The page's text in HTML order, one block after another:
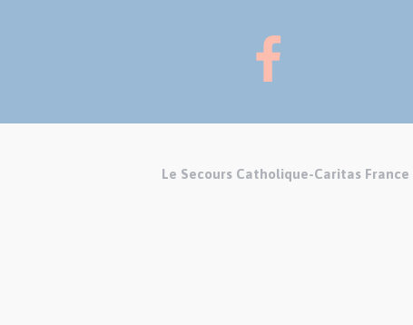
Le Secours Catholique-Caritas France